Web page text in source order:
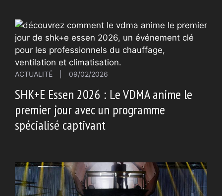
ACTUALITÉ 09/02/2026
SHK+E Essen 2026 : Le VDMA anime le
premier jour avec un programme
spécialisé captivant